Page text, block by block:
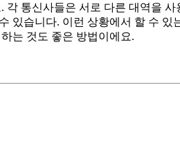
통신사들은 서로 다른 대역을
있습니다. 이런 상황에서 할 수
는 것도 좋은 방법이에요.